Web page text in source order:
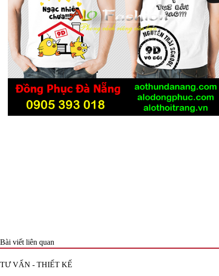
Bài viết liên quan
TƯ VẤN - THIẾT KẾ